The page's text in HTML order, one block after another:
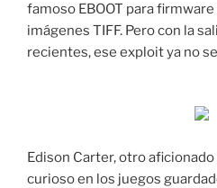
famoso EBOOT para
imágenes TIFF. Pero con la
recientes, ese exploit ya no
Edison Carter, otro
curioso en los juegos